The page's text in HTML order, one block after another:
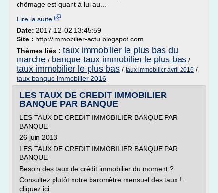
chômage est quant à lui au...
Lire la suite
Date: 2017-12-02 13:45:59
Site : http://immobilier-actu.blogspot.com
Thèmes liés : taux immobilier le plus bas du
marche / banque taux immobilier le plus bas /
taux immobilier le plus bas / taux immobilier avril 2016 /
taux banque immobilier 2016
LES TAUX DE CREDIT IMMOBILIER
BANQUE PAR BANQUE
LES TAUX DE CREDIT IMMOBILIER BANQUE PAR
BANQUE
26 juin 2013
LES TAUX DE CREDIT IMMOBILIER BANQUE PAR
BANQUE
Besoin des taux de crédit immobilier du moment ?
Consultez plutôt notre baromètre mensuel des taux ! :
cliquez ici